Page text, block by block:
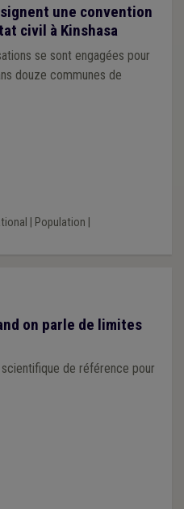
signent une convention
civil à Kinshasa
se sont engagées pour
douze communes de
Population
on parle de limites
de référence pour